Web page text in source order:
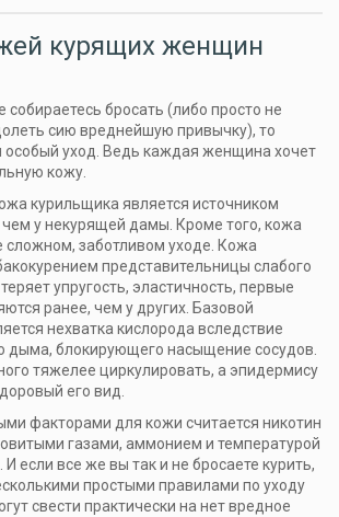
курящих женщин
собираетесь бросать (либо просто не
сию вреднейшую привычку), то
уход. Ведь каждая женщина хочет
кожу.
курильщика является источником
у некурящей дамы. Кроме того, кожа
сложном, заботливом уходе. Кожа
представительницы слабого
упругость, эластичность, первые
ранее, чем у других. Базовой
нехватка кислорода вследствие
дыма, блокирующего насыщение сосудов.
тяжелее циркулировать, а эпидермису
его вид.
факторами для кожи считается никотин
газами, аммонием и температурой
если все же вы так и не бросаете курить,
простыми правилами по уходу
свести практически на нет вредное